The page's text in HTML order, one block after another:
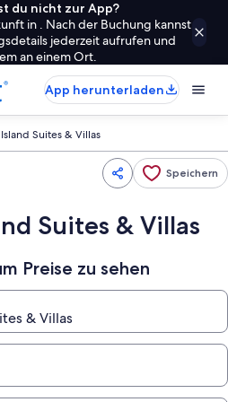
du nicht zur App?
in . Nach der Buchung kannst
jederzeit aufrufen und
an einem Ort.
App herunterladen
Suites & Villas
Speichern
Suites & Villas
Preise zu sehen